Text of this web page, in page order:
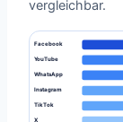
vergleichbar.
Facebook
YouTube
WhatsApp
Instagram
TikTok
X